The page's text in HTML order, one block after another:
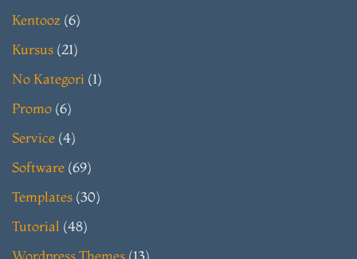
Kentooz (6)
Kursus (21)
No Kategori (1)
Promo (6)
Service (4)
Software (69)
Templates (30)
Tutorial (48)
Wordpress Themes (13)